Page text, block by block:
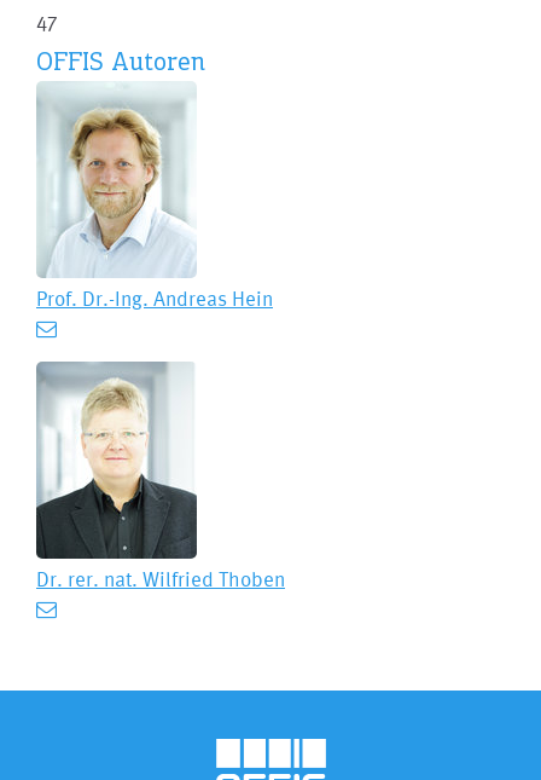
47
OFFIS Autoren
Prof. Dr.-Ing. Andreas Hein
Dr. rer. nat. Wilfried Thoben